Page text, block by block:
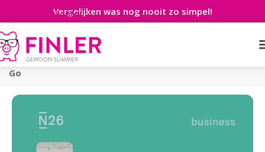
Skip to main contentVergelijken was nog nooit zo simpel!
Home>Betaalrekening
Go